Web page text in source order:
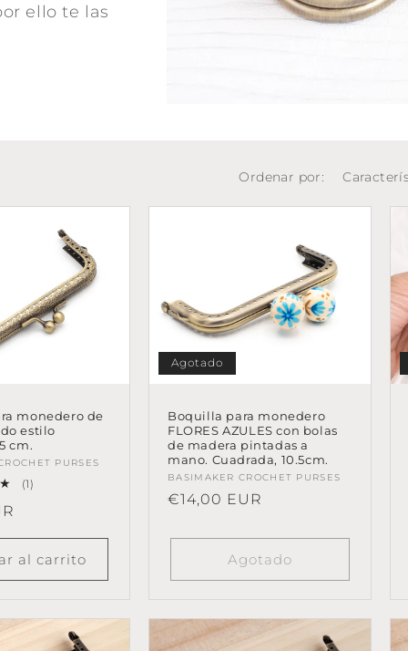
ello te las
Ordenar por:
monedero de
estilo
cm.
PURSES
(1)
al carrito
Agotado
Boquilla para monedero
FLORES AZULES con bolas
de madera pintadas a
mano. Cuadrada, 10.5cm.
Proveedor:
BASIMAKER CROCHET PURSES
Precio
€14,00 EUR
Agotado